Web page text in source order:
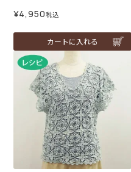
¥4,950税込
カートに入れる